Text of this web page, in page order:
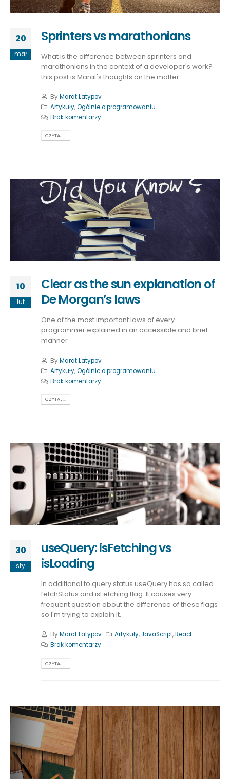
20
mar
Sprinters vs marathonians
What is the difference between sprinters and
marathonians in the context of a developer's work?
this post is Marat's thoughts on the matter
ByMarat Latypov
Artykuły,Ogólnie o programowaniu
Brak komentarzy
CZYTAJ...
10
lut
Clear as the sun explanation of
De Morgan’s laws
One of the most important laws of every
programmer explained in an accessible and brief
manner
ByMarat Latypov
Artykuły,Ogólnie o programowaniu
Brak komentarzy
CZYTAJ...
30
sty
useQuery: isFetching vs
isLoading
In additional to query status useQuery has so called
fetchStatus and isFetching flag. It causes very
frequent question about the difference of these flags
so I'm trying to explain it.
ByMarat Latypov Artykuły, JavaScript,React
Brak komentarzy
CZYTAJ...